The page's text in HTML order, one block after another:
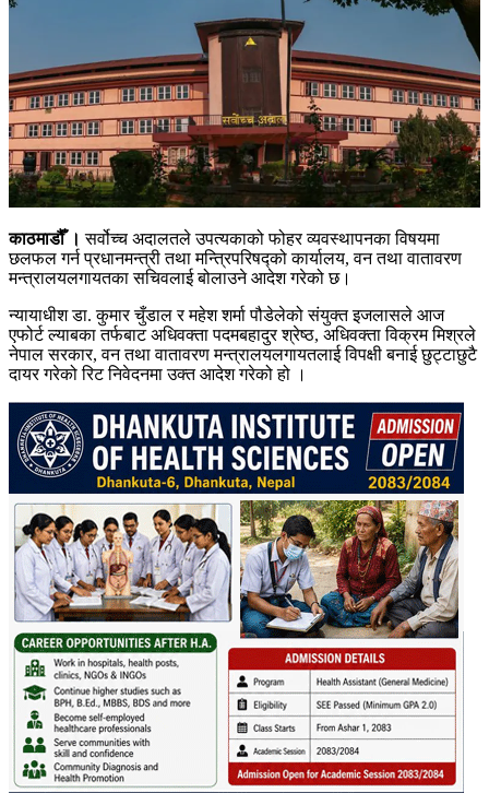
काठमाडौँ । सर्वोच्च अदालतले उपत्यकाको फोहर व्यवस्थापनका विषयमा
छलफल गर्न प्रधानमन्त्री तथा मन्त्रिपरिषद्को कार्यालय, वन तथा वातावरण
मन्त्रालयलगायतका सचिवलाई बोलाउने आदेश गरेको छ।
न्यायाधीश डा. कुमार चुँडाल र महेश शर्मा पौडेलेको संयुक्त इजलासले आज
एफोर्ट ल्याबका तर्फबाट अधिवक्ता पदमबहादुर श्रेष्ठ, अधिवक्ता विक्रम मिश्रले
नेपाल सरकार, वन तथा वातावरण मन्त्रालयलगायतलाई विपक्षी बनाई छुट्टाछुटै
दायर गरेको रिट निवेदनमा उक्त आदेश गरेको हो ।